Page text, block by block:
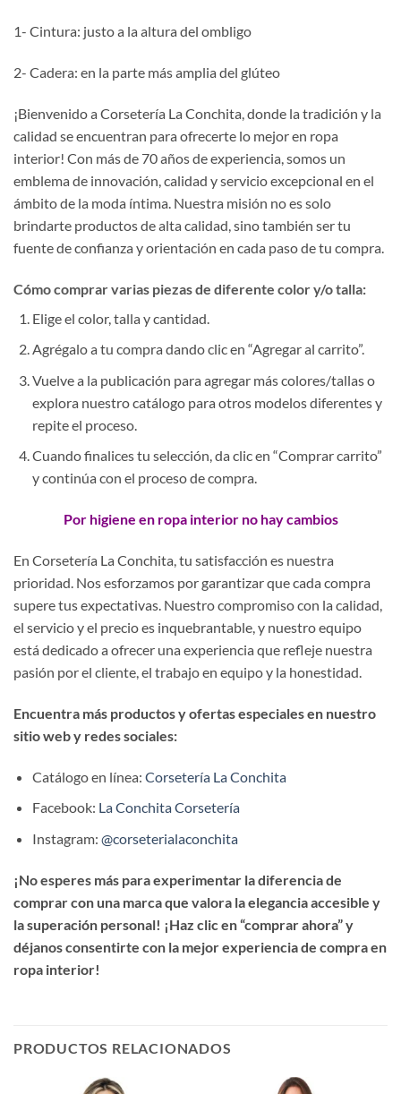
1- Cintura: justo a la altura del ombligo
2- Cadera: en la parte más amplia del glúteo
¡Bienvenido a Corsetería La Conchita, donde la tradición y la
calidad se encuentran para ofrecerte lo mejor en ropa
interior! Con más de 70 años de experiencia, somos un
emblema de innovación, calidad y servicio excepcional en el
ámbito de la moda íntima. Nuestra misión no es solo
brindarte productos de alta calidad, sino también ser tu
fuente de confianza y orientación en cada paso de tu compra.
Cómo comprar varias piezas de diferente color y/o talla:
Elige el color, talla y cantidad.
Agrégalo a tu compra dando clic en “Agregar al carrito”.
Vuelve a la publicación para agregar más colores/tallas o
explora nuestro catálogo para otros modelos diferentes y
repite el proceso.
Cuando finalices tu selección, da clic en “Comprar carrito”
y continúa con el proceso de compra.
Por higiene en ropa interior no hay cambios
En Corsetería La Conchita, tu satisfacción es nuestra
prioridad. Nos esforzamos por garantizar que cada compra
supere tus expectativas. Nuestro compromiso con la calidad,
el servicio y el precio es inquebrantable, y nuestro equipo
está dedicado a ofrecer una experiencia que refleje nuestra
pasión por el cliente, el trabajo en equipo y la honestidad.
Encuentra más productos y ofertas especiales en nuestro
sitio web y redes sociales:
Catálogo en línea: Corsetería La Conchita
Facebook: La Conchita Corsetería
Instagram: @corseterialaconchita
¡No esperes más para experimentar la diferencia de
comprar con una marca que valora la elegancia accesible y
la superación personal! ¡Haz clic en “comprar ahora” y
déjanos consentirte con la mejor experiencia de compra en
ropa interior!
PRODUCTOS RELACIONADOS